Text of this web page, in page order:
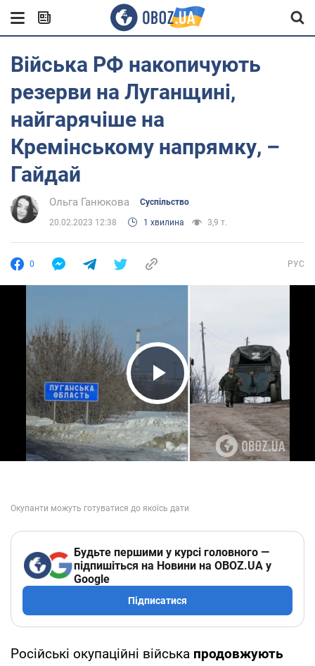
Війська РФ накопичують
резерви на Луганщині,
найгарячіше на
Кремінському напрямку, –
Гайдай
Ольга Ганюкова Суспільство
20.02.2023 12:38 1 хвилина 3,9 т.
0 РУС
Play Video
Будьте першими у курсі головного —
підпишіться на Новини на OBOZ.UA у
Google
Підписатися
Російські окупаційні війська продовжують